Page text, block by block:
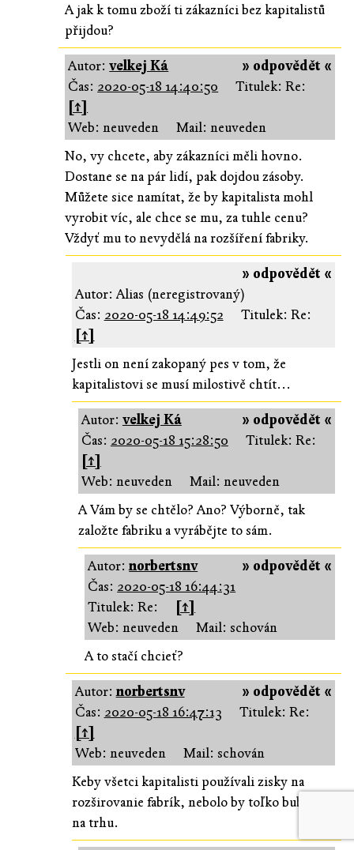
A jak k tomu zboží ti zákazníci bez kapitalistů
přijdou?
» odpovědět «
Autor:velkej Ká
Čas: 2020-05-18 14:40:50
Titulek: Re:
[↑]
Web: neuveden
Mail: neuveden
No, vy chcete, aby zákazníci měli hovno.
Dostane se na pár lidí, pak dojdou zásoby.
Můžete sice namítat, že by kapitalista mohl
vyrobit víc, ale chce se mu, za tuhle cenu?
Vždyť mu to nevydělá na rozšíření fabriky.
» odpovědět «
Autor: Alias (neregistrovaný)
Čas: 2020-05-18 14:49:52
Titulek: Re:
[↑]
Jestli on není zakopaný pes v tom, že
kapitalistovi se musí milostivě chtít...
» odpovědět «
Autor: velkej Ká
Čas: 2020-05-18 15:28:50
Titulek: Re:
[↑]
Web: neuveden
Mail: neuveden
A Vám by se chtělo? Ano? Výborně, tak
založte fabriku a vyrábějte to sám.
» odpovědět «
Autor:norbertsnv
Čas: 2020-05-18 16:44:31
Titulek: Re:
[↑]
Web: neuveden
Mail: schován
A to stačí chcieť?
» odpovědět «
Autor:norbertsnv
Čas: 2020-05-18 16:47:13
Titulek: Re:
[↑]
Web: neuveden
Mail: schován
Keby všetci kapitalisti používali zisky na
rozširovanie fabrík, nebolo by toľko bublín
na trhu.